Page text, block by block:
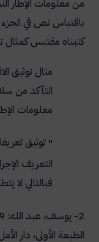
من معلومات الإطار
باقتباس نص في الجزء
كتبناه مقتبس
مثال توثيق
التأكد من
معلومات
"توثيق
التعريف
فبالتالي لا
الطبعة الأولى، دار